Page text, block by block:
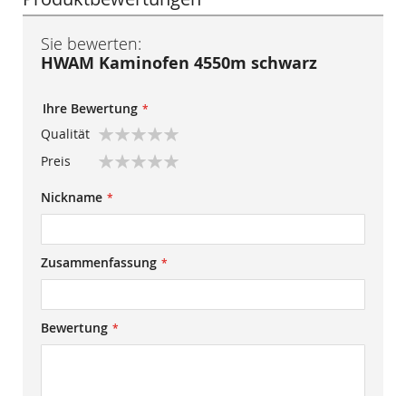
Sie bewerten:
HWAM Kaminofen 4550m schwarz
Ihre Bewertung
Qualität
star
stars
stars
stars
stars
Preis
star
stars
stars
stars
stars
Nickname
Zusammenfassung
Bewertung